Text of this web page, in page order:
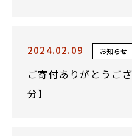
2024.02.09 お知らせ
ご寄付ありがとうご
分】